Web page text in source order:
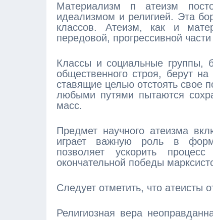
Материализм п атеизм
идеализмом и религией. Эта
классов. Атеизм, как и
передовой, прогрессивной
Классы и социальные группы,
общественного строя, берут
ставящие целью отстоять свое
любыми путями пытаются
масс.
Предмет научного атеизма
играет важную роль в
позволяет ускорить
окончательной победы
Следует отметить, что атеисты
Религиозная вера